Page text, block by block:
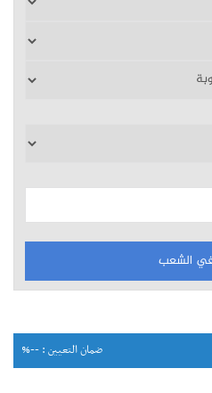
ضمان التعيين : --%